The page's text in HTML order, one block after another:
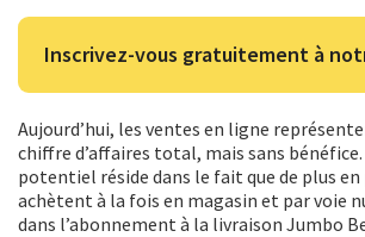
Inscrivez-vous gratuitement à
Aujourd’hui, les ventes en ligne
chiffre d’affaires total, mais sans
potentiel réside dans le fait que de plus
achètent à la fois en magasin et par voie
dans l’abonnement à la livraison Jumbo